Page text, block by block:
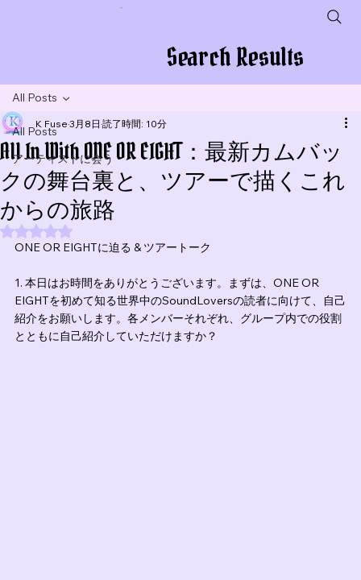
Search Results
All Posts
アーティストに会う
All Posts
All In With ONE OR EIGHT：最新カムバッ
クの舞台裏と、ツアーで描くこれ
からの旅路
K Fuse 3月8日 読了時間: 10分
5つ星のうちNaNと評価されています。
ONE OR EIGHTに迫る & ツアートーク
1. 本日はお時間をありがとうございます。まずは、ONE OR
EIGHTを初めて知る世界中のSoundLoversの読者に向けて、自己
紹介をお願いします。各メンバーそれぞれ、グループ内での役割
とともに自己紹介していただけますか？